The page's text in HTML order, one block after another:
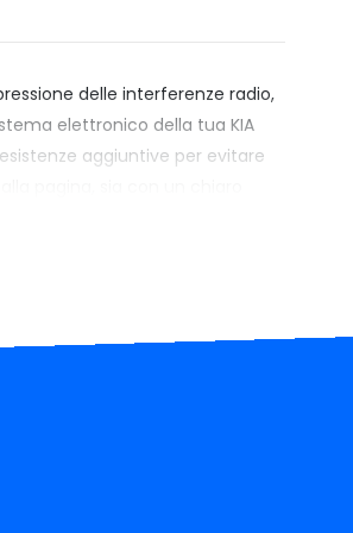
delle interferenze radio,
elettronico della tua KIA
aggiuntive per evitare